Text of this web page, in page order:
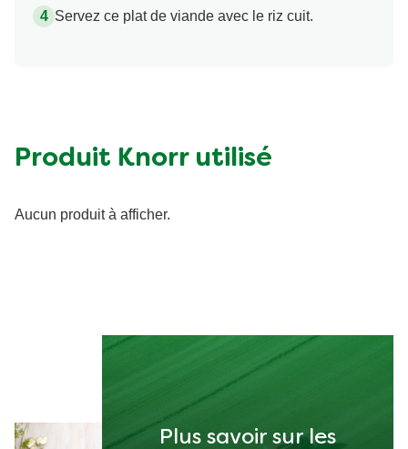
Servez ce plat de viande avec le riz cuit.
Produit Knorr utilisé
Aucun produit à afficher.
Plus savoir sur les